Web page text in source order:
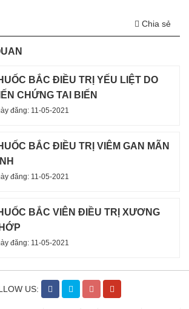
Chia sẻ
BẮC ĐIỀU TRỊ YẾU LIỆT DO
CHỨNG TAI BIẾN
đăng: 11-05-2021
BẮC ĐIỀU TRỊ VIÊM GAN MÃN
đăng: 11-05-2021
BẮC VIÊN ĐIỀU TRỊ XƯƠNG
đăng: 11-05-2021
US: